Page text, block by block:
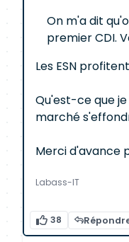
On m'a dit
premier CDI.
Les ESN
Qu'est-ce que
marché
Merci d'avance
Labass-IT
38